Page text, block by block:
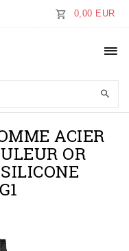
0,00 EUR
ACIER
OR